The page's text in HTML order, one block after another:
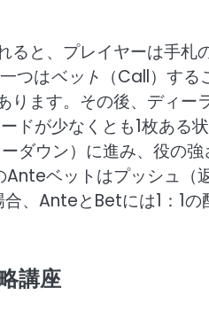
と、プレイヤーは手札
つはベット （Call）す
ります。その後、ディー
ドが少なくとも1枚ある
ダウン）に進み、役の強
ベットはプッシュ（
、AnteとBetには1：1の
講座